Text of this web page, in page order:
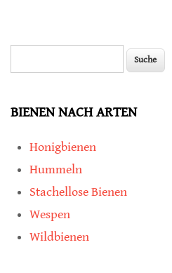
BIENEN NACH ARTEN
Honigbienen
Hummeln
Stachellose Bienen
Wespen
Wildbienen